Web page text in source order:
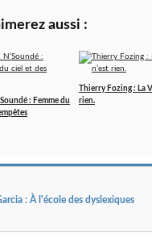
aussi :
: Femme du
Thierry Fozing : La
rien.
: À l'école des dyslexiques